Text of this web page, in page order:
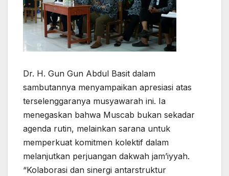
Dr. H. Gun Gun Abdul Basit dalam
sambutannya menyampaikan apresiasi atas
terselenggaranya musyawarah ini. Ia
menegaskan bahwa Muscab bukan sekadar
agenda rutin, melainkan sarana untuk
memperkuat komitmen kolektif dalam
melanjutkan perjuangan dakwah jam’iyyah.
“Kolaborasi dan sinergi antarstruktur